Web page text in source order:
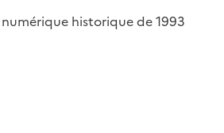
historique de 1993